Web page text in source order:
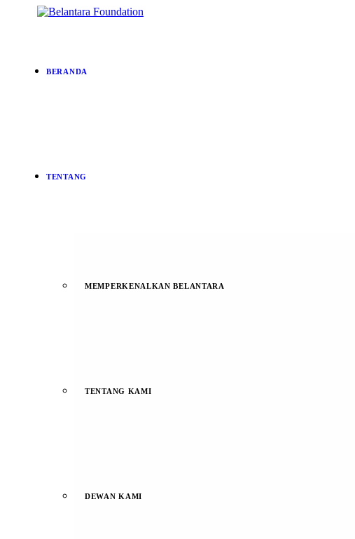
BERANDA
TENTANG
MEMPERKENALKAN BELANTARA
TENTANG KAMI
DEWAN KAMI